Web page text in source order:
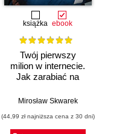
książka ebook
Twój pierwszy
milion w internecie.
Jak zarabiać na
maksymalnie
potencjał
Mirosław Skwarek
(44,99 zł najniższa cena z 30 dni)